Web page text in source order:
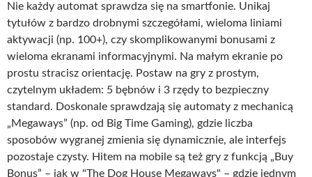
Nie każdy automat sprawdza się na smartfonie. Unikaj
tytułów z bardzo drobnymi szczegółami, wieloma liniami
aktywacji (np. 100+), czy skomplikowanymi bonusami z
wieloma ekranami informacyjnymi. Na małym ekranie po
prostu stracisz orientację. Postaw na gry z prostym,
czytelnym układem: 5 bębnów i 3 rzędy to bezpieczny
standard. Doskonale sprawdzają się automaty z mechanicą
„Megaways” (np. od Big Time Gaming), gdzie liczba
sposobów wygranej zmienia się dynamicznie, ale interfejs
pozostaje czysty. Hitem na mobile są też gry z funkcją „Buy
Bonus” – jak w "The Dog House Megaways" – gdzie jednym